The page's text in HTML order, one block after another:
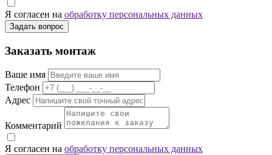
Я согласен на обработку персональных данных
Задать вопрос
Заказать монтаж
Ваше имя
Телефон
Адрес
Комментарий
Я согласен на обработку персональных данных